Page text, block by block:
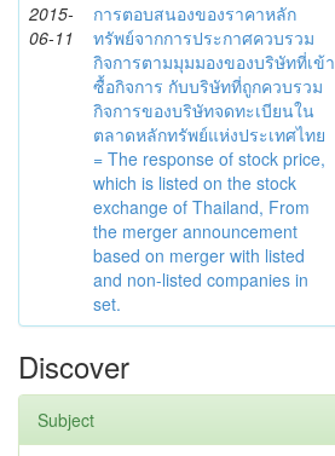
2015-
06-11
การตอบสนองของราคาหลัก
ทรัพย์จากการประกาศควบรวม
กิจการตามมุมมองของบริษัทที่เข้า
ซื้อกิจการ กับบริษัทที่ถูกควบรวม
กิจการของบริษัทจดทะเบียนใน
ตลาดหลักทรัพย์แห่งประเทศไทย
= The response of stock price,
which is listed on the stock
exchange of Thailand, From
the merger announcement
based on merger with listed
and non-listed companies in
set.
Discover
Subject